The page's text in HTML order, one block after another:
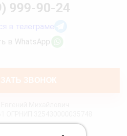
999-90-24
в телеграме
в WhatsApp
ЗВОНОК